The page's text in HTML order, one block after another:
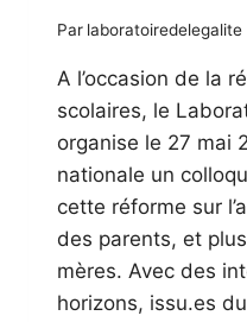
Par laboratoiredelegalite
A l’occasion de la
scolaires, le
organise le 27 mai
nationale un
cette réforme sur
des parents, et
mères. Avec des
horizons, issu.es